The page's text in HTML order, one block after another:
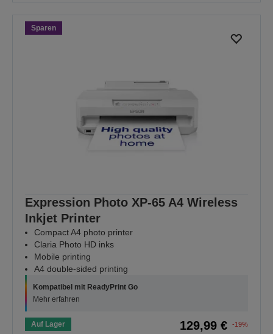
Sparen
Expression Photo XP-65 A4 Wireless
Inkjet Printer
Compact A4 photo printer
Claria Photo HD inks
Mobile printing
A4 double-sided printing
Kompatibel mit ReadyPrint Go
Mehr erfahren
Auf Lager 129,99 €
-19%